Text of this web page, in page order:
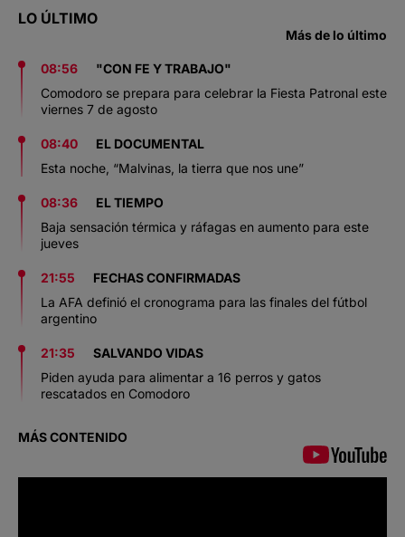
LO ÚLTIMO
Más de lo último
08:56
"CON FE Y TRABAJO"
Comodoro se prepara para celebrar la Fiesta Patronal este
viernes 7 de agosto
08:40
EL DOCUMENTAL
Esta noche, “Malvinas, la tierra que nos une”
08:36
EL TIEMPO
Baja sensación térmica y ráfagas en aumento para este
jueves
21:55
FECHAS CONFIRMADAS
La AFA definió el cronograma para las finales del fútbol
argentino
21:35
SALVANDO VIDAS
Piden ayuda para alimentar a 16 perros y gatos
rescatados en Comodoro
MÁS CONTENIDO